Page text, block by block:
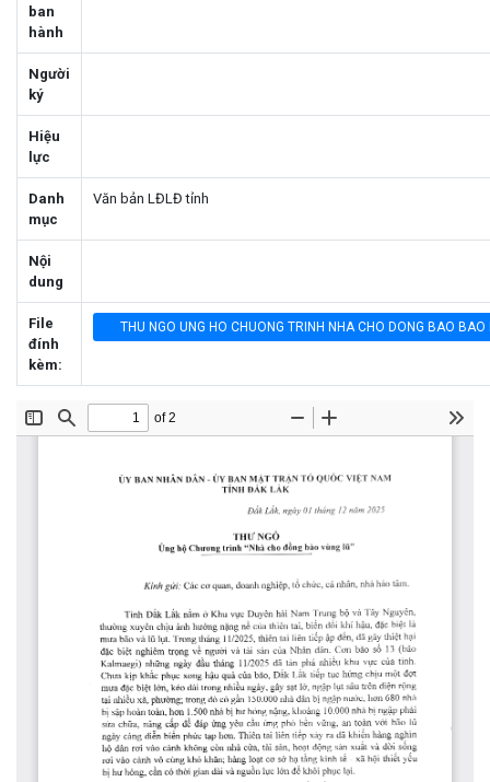
ban
hành
Người
ký
Hiệu
lực
Danh
mục
Văn bản LĐLĐ tỉnh
Nội
dung
File
đính
kèm:
THU NGO UNG HO CHUONG TRINH NHA CHO DONG BAO BAO